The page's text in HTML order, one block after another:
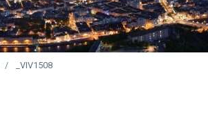
_VIV1508